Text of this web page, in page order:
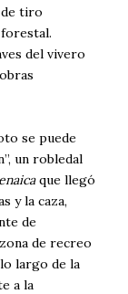
de tiro
del vivero
se puede
un robledal
que llegó
y la caza,
de
de recreo
largo de la
a la